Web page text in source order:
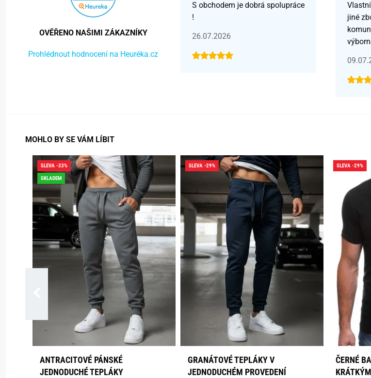
OVĚŘENO NAŠIMI ZÁKAZNÍKY
Prohlédnout hodnocení na Heuréka.cz
S obchodem je dobrá spolupráce
!
26.07.2026
jiné
MOHLO BY SE VÁM LÍBIT
SLEVA -33%
SKLADEM
ANTRACITOVÉ PÁNSKÉ
JEDNODUCHÉ TEPLÁKY
SLEVA -29%
GRANÁTOVÉ TEPLÁKY V
JEDNODUCHÉM PROVEDENÍ
SLEVA -29%
ČERNÉ